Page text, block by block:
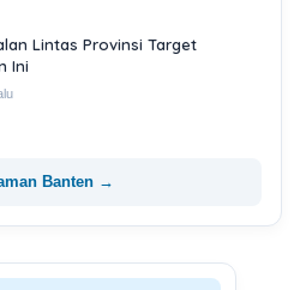
Lintas Provinsi Target
Ini
Banten →